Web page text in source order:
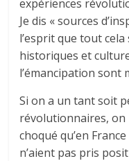
expériences
Je dis « sources
l’esprit que tout cela
historiques et
l’émancipation sont
Si on a un tant soit
révolutionnaires, on
choqué qu’en
n’aient pas pris